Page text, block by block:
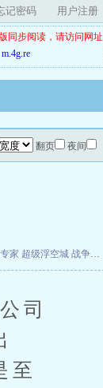
记密码 用户注册
同步阅读，请访问网址
m.4g.re
翻页 夜间
家 超级浮空城 战争天堂
司
至